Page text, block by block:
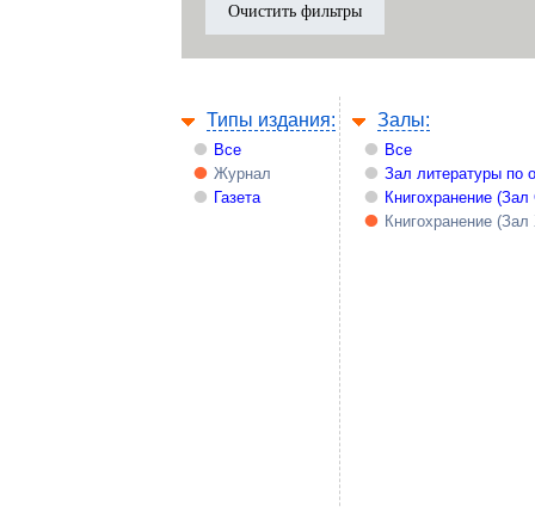
Типы издания:
Все
Журнал
Газета
Залы:
Все
Зал литературы по
Книгохранение
Книгохранение